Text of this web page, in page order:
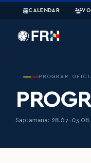
CALENDAR
PROGRAM
Saptamana: 28.07-